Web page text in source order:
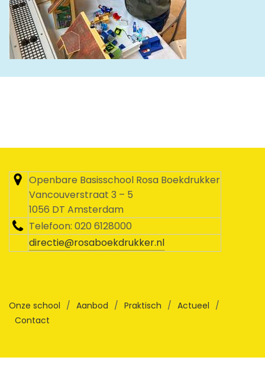
Openbare Basisschool Rosa Boekdrukker
Vancouverstraat 3 – 5
1056 DT Amsterdam
Telefoon: 020 6128000
directie@rosaboekdrukker.nl
Onze school / Aanbod / Praktisch / Actueel /
Contact